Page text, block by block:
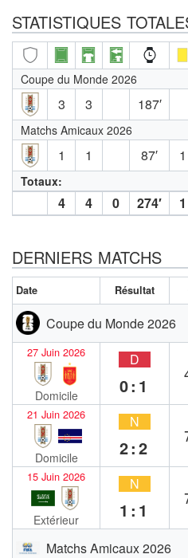
STATISTIQUES
Coupe du Monde 2026
3 3 187′
Matchs Amicaux 2026
1 1 87′ 1
Totaux:
4 4 0 274′ 1
DERNIERS MATCHS
Date Résultat
Coupe du Monde 2026
27 Juin 2026
Domicile
D
0:1
21 Juin 2026
Domicile
N
2:2
15 Juin 2026
Extérieur
N
1:1
Matchs Amicaux 2026